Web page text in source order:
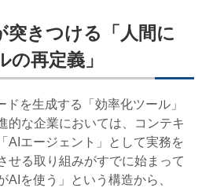
突きつける「人間に
再定義」
を生成する「効率化ツール」
的な企業においては、コンテキ
AIエージェント」として実務を
せる取り組みがすでに始まって
AIを使う」という構造から、